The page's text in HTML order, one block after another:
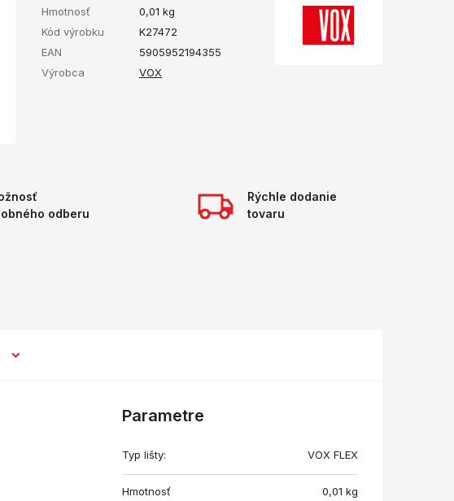
Hmotnosť
0,01 kg
Kód výrobku
K27472
EAN
5905952194355
Výrobca
VOX
odberu
Rýchle dodanie
tovaru
Parametre
Typ lišty: VOX FLEX
Hmotnosť 0,01 kg